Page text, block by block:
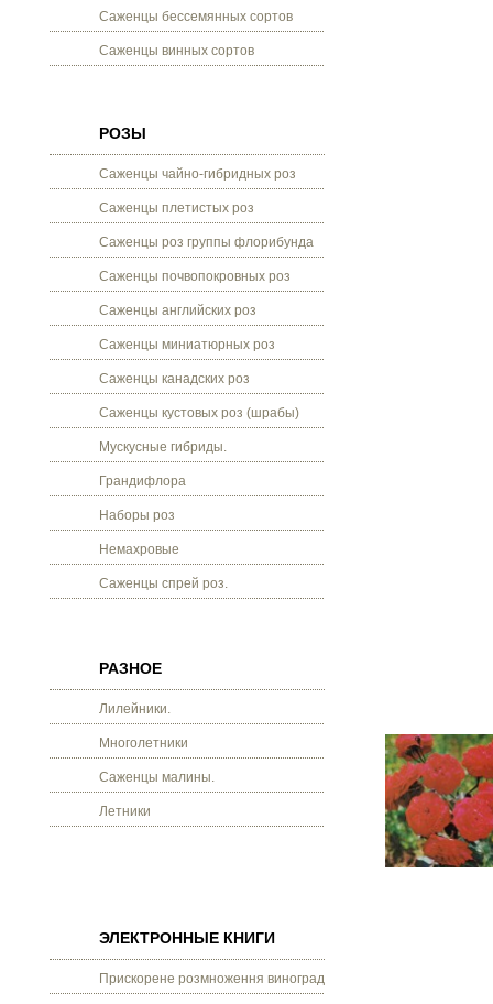
Саженцы бессемянных сортов
Саженцы винных сортов
РОЗЫ
Саженцы чайно-гибридных роз
Саженцы плетистых роз
Саженцы роз группы флорибунда
Саженцы почвопокровных роз
Саженцы английских роз
Саженцы миниатюрных роз
Саженцы канадских роз
Саженцы кустовых роз (шрабы)
Мускусные гибриды.
Грандифлора
Наборы роз
Немахровые
Саженцы спрей роз.
РАЗНОЕ
Лилейники.
Многолетники
Саженцы малины.
Летники
ЭЛЕКТРОННЫЕ КНИГИ
Прискорене розмноження винограду.